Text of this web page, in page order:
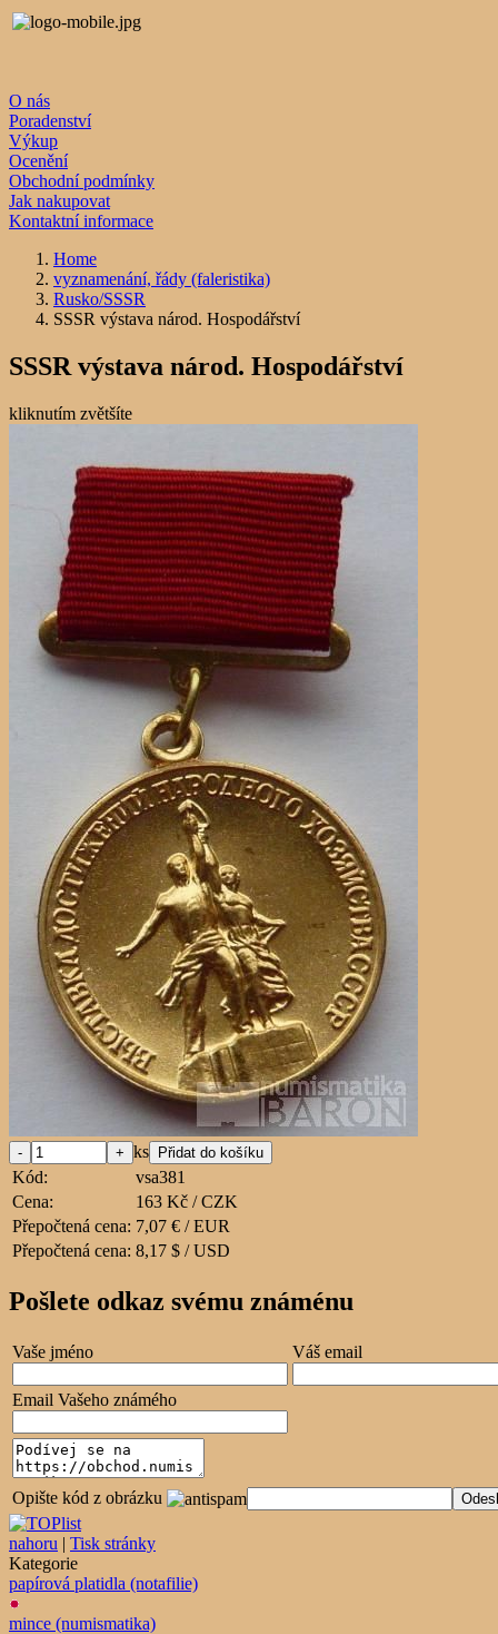
O nás
Poradenství
Výkup
Ocenění
Obchodní podmínky
Jak nakupovat
Kontaktní informace
Home
vyznamenání, řády (faleristika)
Rusko/SSSR
SSSR výstava národ. Hospodářství
SSSR výstava národ. Hospodářství
kliknutím zvětšíte
ks
Kód:
vsa381
Cena:
163 Kč / CZK
Přepočtená cena: 7,07 € / EUR
Přepočtená cena: 8,17 $ / USD
Pošlete odkaz svému známénu
Vaše jméno Váš email
Email Vašeho známého
Opište kód z obrázku
nahoru | Tisk stránky
Kategorie
papírová platidla (notafilie)
mince (numismatika)